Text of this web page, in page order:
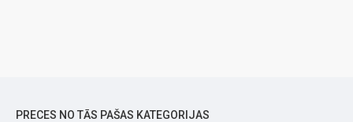
PRECES NO TĀS PAŠAS KATEGORIJAS